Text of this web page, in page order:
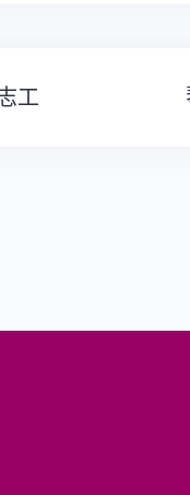
工